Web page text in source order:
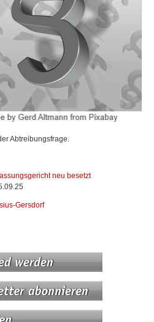
Abtreibungsfrage.
neu besetzt
Gersdorf